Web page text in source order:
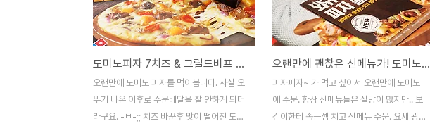
도미노피자 7치즈 & 그릴드비프 피자!
오랜만에 도미노 피자를 먹어봅니다. 사실 오
뚜기 나온 이후로 주문배달을 잘 안하게 되더
라구요. -ㅂ-;; 치즈 바꾼후 맛이 떨어진 도미
오랜만에 괜찮은 신메뉴가! 도미노 와규 앤 비스테카 피자.
피자피자~ 가 먹고 싶어서 오랜만에 도미노
에 주문. 항상 신메뉴들은 실망이 많지만.. 보
검이한테 속는셈 치고 신메뉴 주문. 요새 광